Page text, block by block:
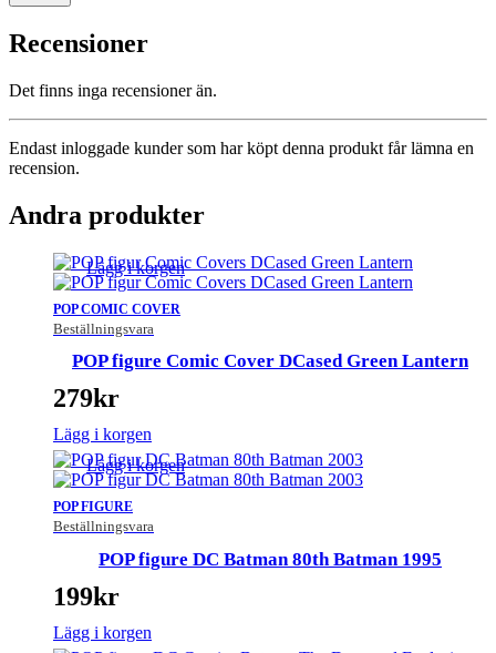
Recensioner
Det finns inga recensioner än.
Endast inloggade kunder som har köpt denna produkt får lämna en
recension.
Andra produkter
POP COMIC COVER
Beställningsvara
Lägg i korgen
POP figure Comic Cover DCased Green Lantern
279kr
Lägg i korgen
POP FIGURE
Beställningsvara
Lägg i korgen
POP figure DC Batman 80th Batman 1995
199kr
Lägg i korgen